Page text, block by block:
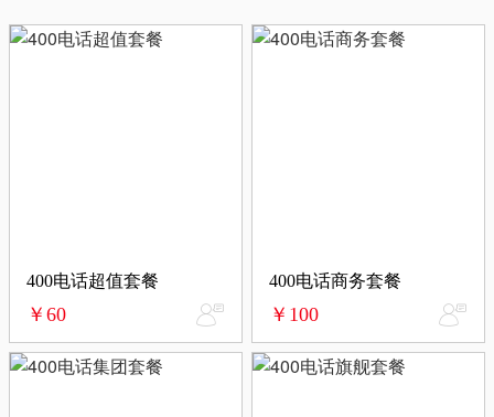
400电话超值套餐
￥60
400电话商务套餐
￥100